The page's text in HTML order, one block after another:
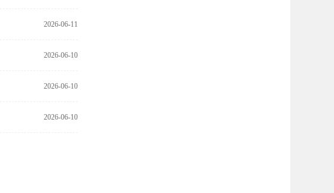
2026-06-11
2026-06-10
2026-06-10
2026-06-10